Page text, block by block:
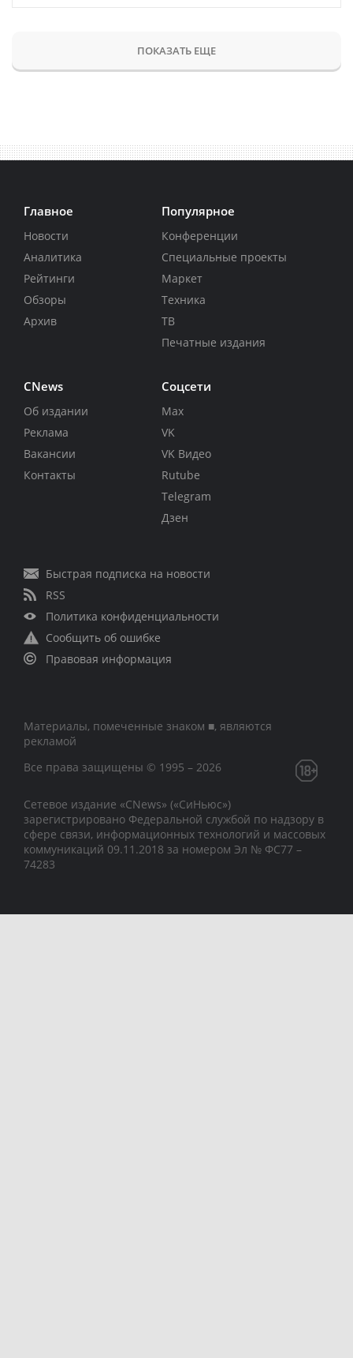
ПОКАЗАТЬ ЕЩЕ
Главное
Новости
Аналитика
Рейтинги
Обзоры
Архив
Популярное
Конференции
Специальные проекты
Маркет
Техника
ТВ
Печатные издания
CNews
Об издании
Реклама
Вакансии
Контакты
Соцсети
Max
VK
VK Видео
Rutube
Telegram
Дзен
Быстрая подписка на новости
RSS
Политика конфиденциальности
Сообщить об ошибке
Правовая информация
Материалы, помеченные знаком ■, являются
рекламой
Все права защищены © 1995 – 2026
Сетевое издание «CNews» («СиНьюс»)
зарегистрировано Федеральной службой по надзору в
сфере связи, информационных технологий и массовых
коммуникаций 09.11.2018 за номером Эл № ФС77 –
74283